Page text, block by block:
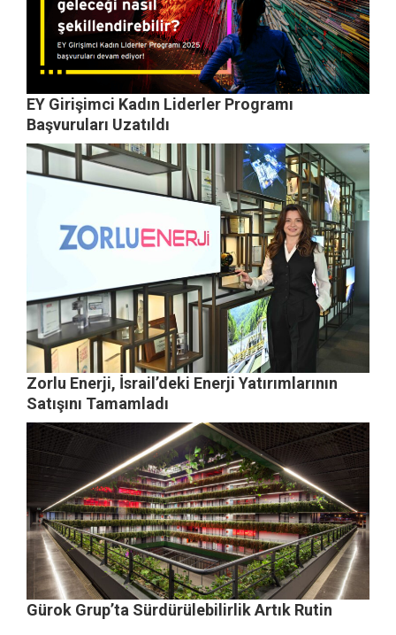
EY Girişimci Kadın Liderler Programı
Başvuruları Uzatıldı
Zorlu Enerji, İsrail’deki Enerji Yatırımlarının
Satışını Tamamladı
Gürok Grup’ta Sürdürülebilirlik Artık Rutin